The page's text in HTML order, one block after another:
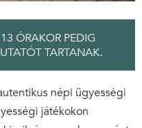
ÓRAKOR PEDIG
TARTANAK.
népi ügyességi
játékokon